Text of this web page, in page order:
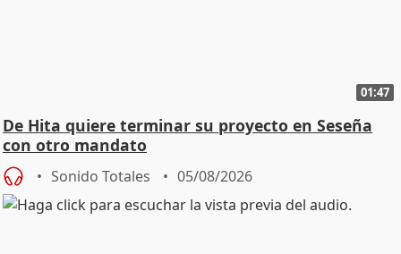
01:47
De Hita quiere terminar su proyecto en Seseña
con otro mandato
Sonido Totales 05/08/2026